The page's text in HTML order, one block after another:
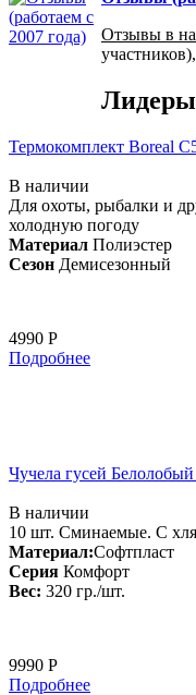
Отзывы в
Термокомплект Boreal
В наличии
Для охоты, рыбалки и
холодную погоду
Материал Полиэстер
Сезон Демисезонный
4990 Р
Подробнее
Чучела гусей
В наличии
10 шт. Сминаемые. С
Материал:Софтпласт
Серия Комфорт
Вес: 320 гр./шт.
9990 Р
Подробнее